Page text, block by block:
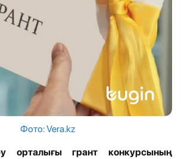
Фото: Vera.kz
орталығы грант конкурсының